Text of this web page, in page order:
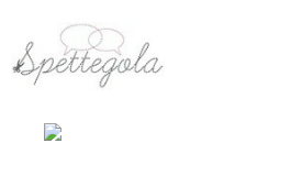
contenuto